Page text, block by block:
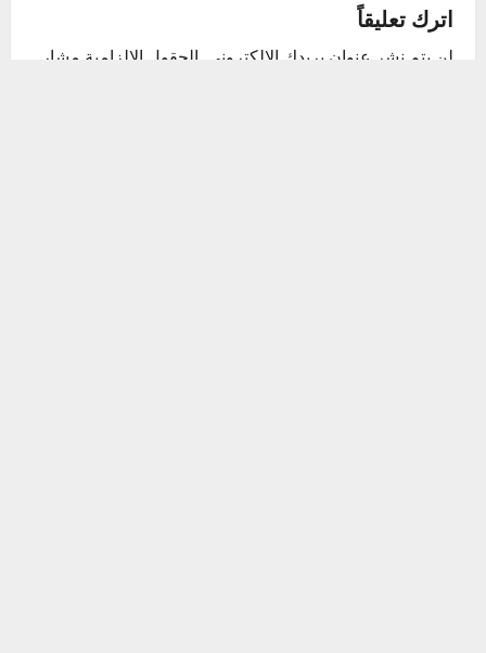
v
اترك تعليقاً
لن يتم نشر عنوان بريدك الإلكتروني.
الحقول الإلزامية مشار